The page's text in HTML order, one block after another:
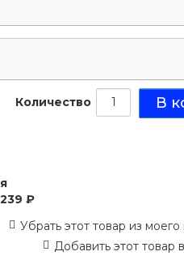
Количество
239 ₽
Убрать этот товар из
Добавить этот товар